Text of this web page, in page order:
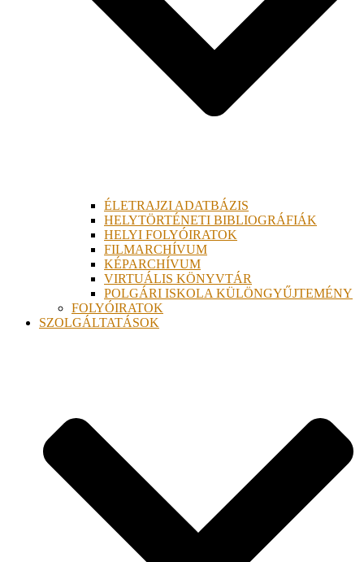
ÉLETRAJZI ADATBÁZIS
HELYTÖRTÉNETI BIBLIOGRÁFIÁK
HELYI FOLYÓIRATOK
FILMARCHÍVUM
KÉPARCHÍVUM
VIRTUÁLIS KÖNYVTÁR
POLGÁRI ISKOLA KÜLÖNGYŰJTEMÉNY
FOLYÓIRATOK
SZOLGÁLTATÁSOK